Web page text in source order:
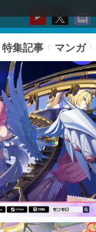
特集記事 マンガ